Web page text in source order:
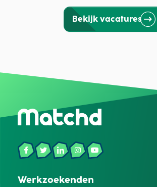
Bekijk vacatures
Werkzoekenden